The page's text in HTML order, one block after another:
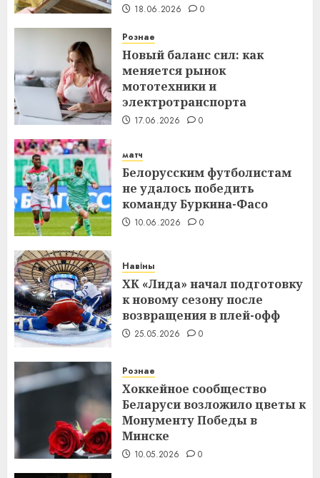
18.06.2026 0
Рознае
Новый баланс сил: как
меняется рынок
мототехники и
электротранспорта
17.06.2026 0
матч
Белорусским футболистам
не удалось победить
команду Буркина-Фасо
10.06.2026 0
Навіны
ХК «Лида» начал подготовку
к новому сезону после
возвращения в плей-офф
25.05.2026 0
Рознае
Хоккейное сообщество
Беларуси возложило цветы к
Монументу Победы в
Минске
10.05.2026 0